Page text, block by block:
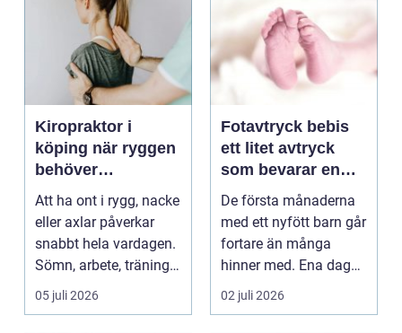
Kiropraktor i
köping när ryggen
behöver
professionell hjälp
Att ha ont i rygg, nacke
eller axlar påverkar
snabbt hela vardagen.
Sömn, arbete, träning
och humör ...
05 juli 2026
Fotavtryck bebis
ett litet avtryck
som bevarar en
stor stund
De första månaderna
med ett nyfött barn går
fortare än många
hinner med. Ena dagen
ryms hela foten i...
02 juli 2026